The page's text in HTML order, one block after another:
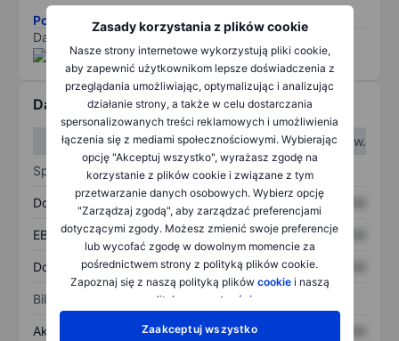
Zasady korzystania z plików cookie
Nasze strony internetowe wykorzystują pliki cookie,
aby zapewnić użytkownikom lepsze doświadczenia z
przeglądania umożliwiając, optymalizując i analizując
działanie strony, a także w celu dostarczania
spersonalizowanych treści reklamowych i umożliwienia
łączenia się z mediami społecznościowymi. Wybierając
opcję "Akceptuj wszystko", wyrażasz zgodę na
korzystanie z plików cookie i związane z tym
przetwarzanie danych osobowych. Wybierz opcję
"Zarządzaj zgodą", aby zarządzać preferencjami
dotyczącymi zgody. Możesz zmienić swoje preferencje
lub wycofać zgodę w dowolnym momencie za
pośrednictwem strony z polityką plików cookie.
Zapoznaj się z naszą polityką plików cookiei naszą
polityką
prywatności
Zaakceptuj wszystko
Pobierz metodologię ryzyka ESG.
Dane dostarczone przez
/
Dane finansowe
W I kw.
W II kw.
Sprawozdanie z zysków
Dochód XXXXXXX XXXXXXX
EBITDA XXXXXXX XXXXXXX
Dochód netto XXXXXXX XXXXXXX
Bilans
Aktywa ogółem XXXXXXX